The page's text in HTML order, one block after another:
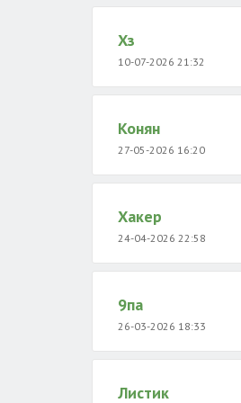
Хз
10-07-2026 21:32
Конян
27-05-2026 16:20
Хакер
24-04-2026 22:58
9па
26-03-2026 18:33
Листик